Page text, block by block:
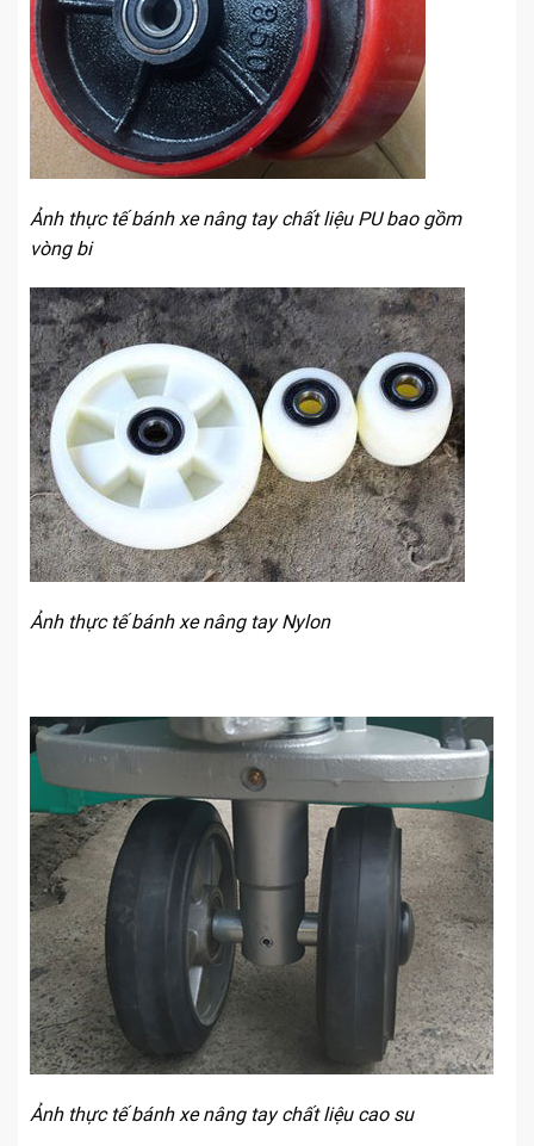
Ảnh thực tế bánh xe nâng tay chất liệu PU bao gồm
vòng bi
Ảnh thực tế bánh xe nâng tay Nylon
Ảnh thực tế bánh xe nâng tay chất liệu cao su